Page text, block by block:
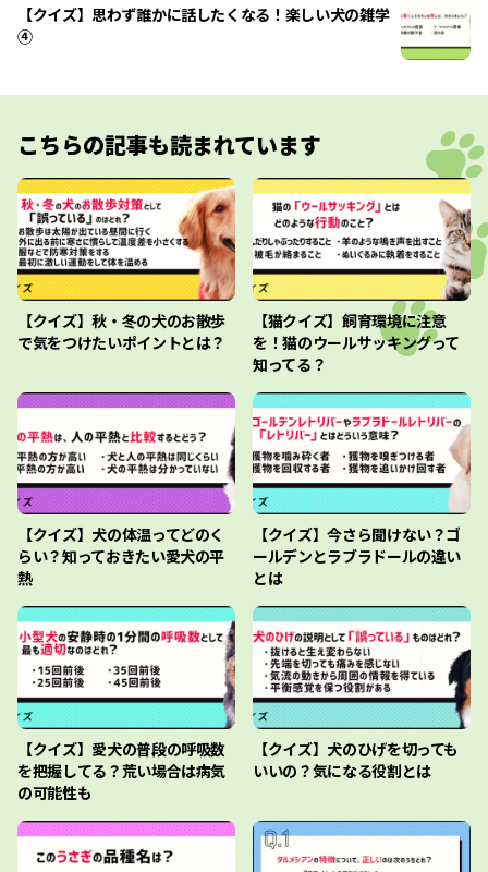
【クイズ】思わず誰かに話したくなる！楽しい犬の雑学
④
こちらの記事も読まれています
【クイズ】秋・冬の犬のお散歩
で気をつけたいポイントとは？
【猫クイズ】飼育環境に注意
を！猫のウールサッキングって
知ってる？
【クイズ】犬の体温ってどのく
らい？知っておきたい愛犬の平
熱
【クイズ】今さら聞けない？ゴ
ールデンとラブラドールの違い
とは
【クイズ】愛犬の普段の呼吸数
を把握してる？荒い場合は病気
の可能性も
【クイズ】犬のひげを切っても
いいの？気になる役割とは